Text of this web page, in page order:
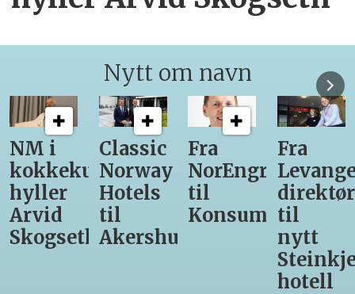
Nytt om navn
Classic
Norway
Hotels
til
Akershus
Fra
NorEngros
til
Konsumgruppen
Fra
Levanger-
direktør
til
Steinkjer-
12
får
være
med
Asko